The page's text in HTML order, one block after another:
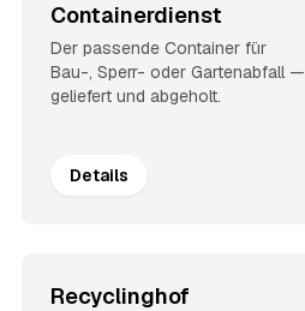
Containerdienst
Der passende Container für
Bau-, Sperr- oder Gartenabfall —
geliefert und abgeholt.
Details
Recyclinghof